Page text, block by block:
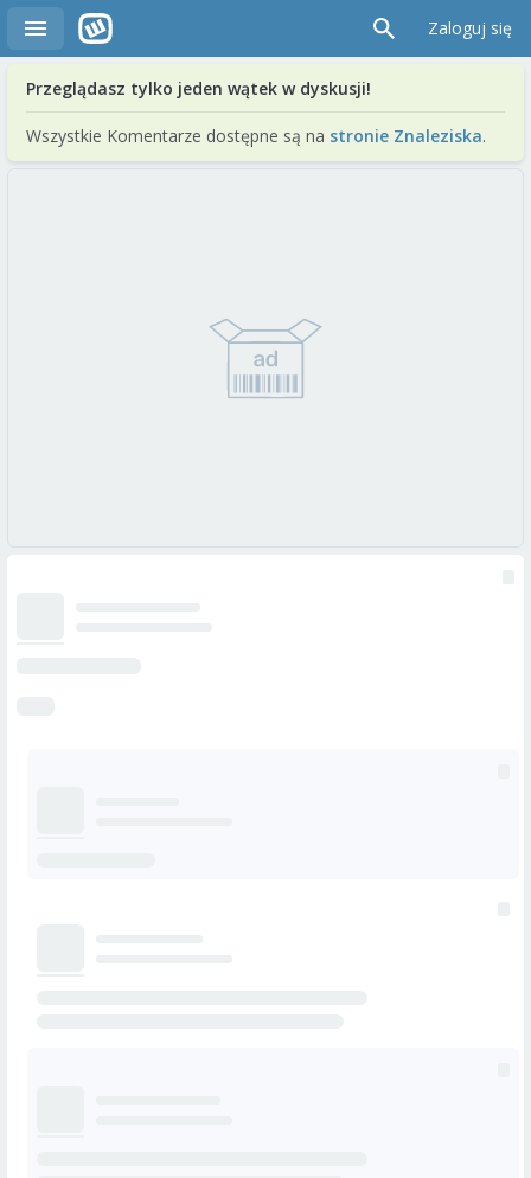
Zaloguj się
Przeglądasz tylko jeden wątek w dyskusji!
Wszystkie Komentarze dostępne są na stronie Znaleziska.